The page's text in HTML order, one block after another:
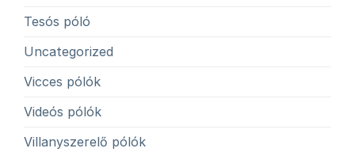
Tesós póló
Uncategorized
Vicces pólók
Videós pólók
Villanyszerelő pólók